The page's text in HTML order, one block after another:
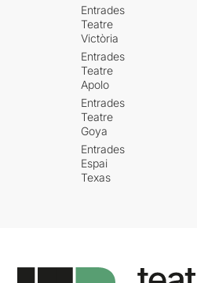
Entrades
Teatre
Victòria
Entrades
Teatre
Apolo
Entrades
Teatre
Goya
Entrades
Espai
Texas